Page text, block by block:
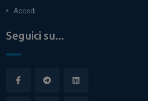
Accedi
Seguici su...